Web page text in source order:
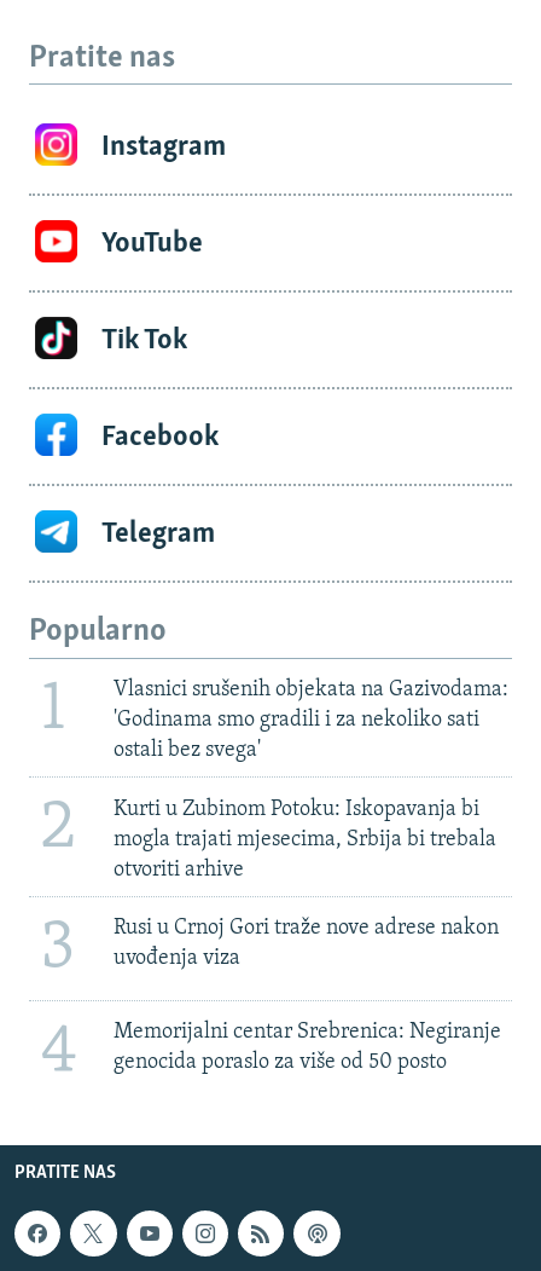
Pratite nas
Instagram
YouTube
Tik Tok
Facebook
Telegram
Popularno
1
Vlasnici srušenih objekata na Gazivodama:
'Godinama smo gradili i za nekoliko sati
ostali bez svega'
2
Kurti u Zubinom Potoku: Iskopavanja bi
mogla trajati mjesecima, Srbija bi trebala
otvoriti arhive
3
Rusi u Crnoj Gori traže nove adrese nakon
uvođenja viza
4
Memorijalni centar Srebrenica: Negiranje
genocida poraslo za više od 50 posto
PRATITE NAS